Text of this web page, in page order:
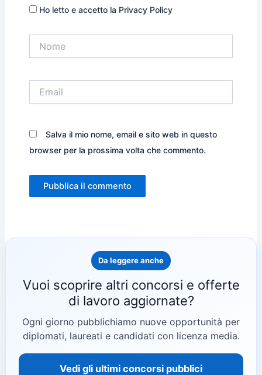
Ho letto e accetto la Privacy Policy
Salva il mio nome, email e sito web in questo
browser per la prossima volta che commento.
Da leggere anche
Vuoi scoprire altri concorsi e offerte
di lavoro aggiornate?
Ogni giorno pubblichiamo nuove opportunità per
diplomati, laureati e candidati con licenza media.
Vedi gli ultimi concorsi pubblici